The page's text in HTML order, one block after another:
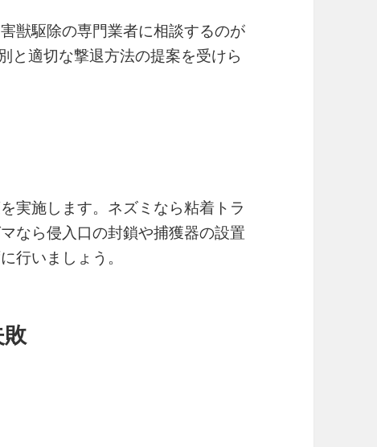
獣駆除の専門業者に相談するのが
と適切な撃退方法の提案を受けら
実施します。ネズミなら粘着トラ
なら侵入口の封鎖や捕獲器の設置
行いましょう。